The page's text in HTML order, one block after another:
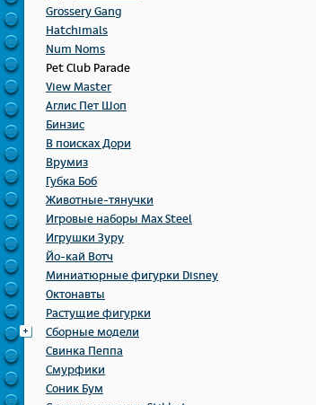
Grossery Gang
Hatchimals
Num Noms
Pet Club Parade
View Master
Аглис Пет Шоп
Бинзис
В поисках Дори
Врумиз
Губка Боб
Животные-тянучки
Игровые наборы Max Steel
Игрушки Зуру
Йо-кай Вотч
Миниатюрные фигурки Disney
Октонавты
Растущие фигурки
Сборные модели
Свинка Пеппа
Смурфики
Соник Бум